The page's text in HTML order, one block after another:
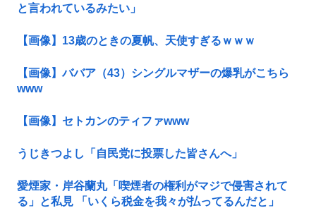
と言われているみたい」
【画像】13歳のときの夏帆、天使すぎるｗｗｗ
【画像】ババア（43）シングルマザーの爆乳がこちら
www
【画像】セトカンのティファwww
うじきつよし「自民党に投票した皆さんへ」
愛煙家・岸谷蘭丸「喫煙者の権利がマジで侵害されて
る」と私見 「いくら税金を我々が払ってるんだと」